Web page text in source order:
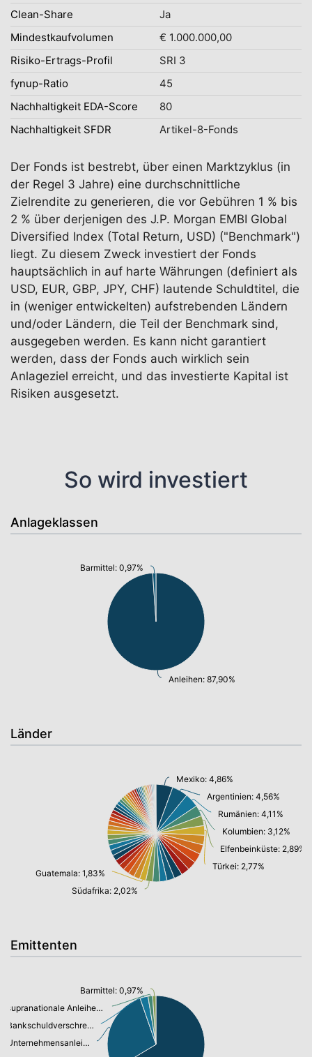
Clean-Share
Ja
Mindestkaufvolumen
€ 1.000.000,00
Risiko-Ertrags-Profil
SRI 3
fynup-Ratio
45
Nachhaltigkeit EDA-Score
80
Nachhaltigkeit SFDR
Artikel-8-Fonds
Der Fonds ist bestrebt, über einen Marktzyklus (in
der Regel 3 Jahre) eine durchschnittliche
Zielrendite zu generieren, die vor Gebühren 1 % bis
2 % über derjenigen des J.P. Morgan EMBI Global
Diversified Index (Total Return, USD) ("Benchmark")
liegt. Zu diesem Zweck investiert der Fonds
hauptsächlich in auf harte Währungen (definiert als
USD, EUR, GBP, JPY, CHF) lautende Schuldtitel, die
in (weniger entwickelten) aufstrebenden Ländern
und/oder Ländern, die Teil der Benchmark sind,
ausgegeben werden. Es kann nicht garantiert
werden, dass der Fonds auch wirklich sein
Anlageziel erreicht, und das investierte Kapital ist
Risiken ausgesetzt.
So wird investiert
Anlageklassen
Anleihen: 87,90%
Barmittel: 0,97%
Länder
Mexiko: 4,86%
Argentinien: 4,56%
Rumänien: 4,11%
Kolumbien: 3,12%
Elfenbeinküste: 2,89%
Türkei: 2,77%
Südafrika: 2,02%
Guatemala: 1,83%
Emittenten
Unternehmensanleihen: 24,58%
Bankschuldverschreibung: 2,30%
supranationale Anleihen: 1,32%
Barmittel: 0,97%